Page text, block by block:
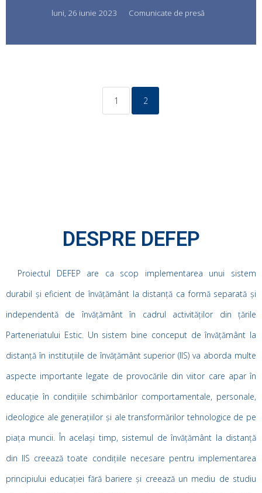
luni, 26 iunie 2023
Comunicate de presă
1 2
DESPRE DEFEP
Proiectul DEFEP are ca scop implementarea unui sistem
durabil și eficient de învățământ la distanță ca formă separată și
independentă de învățământ în cadrul activităților din țările
Parteneriatului Estic. Un sistem bine conceput de învățământ la
distanță în instituțiile de învățământ superior (IIS) va aborda multe
aspecte importante legate de provocările din viitor care apar în
educație în condițiile schimbărilor comportamentale, personale,
ideologice ale generațiilor și ale transformărilor tehnologice de pe
piața muncii. În același timp, sistemul de învățământ la distanță
din IIS creează toate condițiile necesare pentru implementarea
principiului educației fără bariere și creează un mediu de studiu